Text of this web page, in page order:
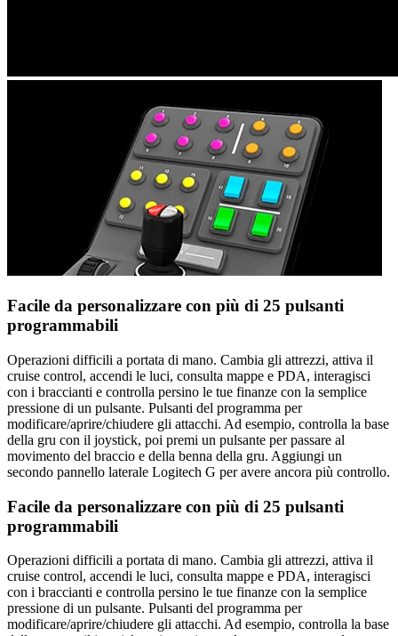
Facile da personalizzare con più di 25 pulsanti
programmabili
Operazioni difficili a portata di mano. Cambia gli attrezzi, attiva il
cruise control, accendi le luci, consulta mappe e PDA, interagisci
con i braccianti e controlla persino le tue finanze con la semplice
pressione di un pulsante. Pulsanti del programma per
modificare/aprire/chiudere gli attacchi. Ad esempio, controlla la base
della gru con il joystick, poi premi un pulsante per passare al
movimento del braccio e della benna della gru. Aggiungi un
secondo pannello laterale Logitech G per avere ancora più controllo.
Facile da personalizzare con più di 25 pulsanti
programmabili
Operazioni difficili a portata di mano. Cambia gli attrezzi, attiva il
cruise control, accendi le luci, consulta mappe e PDA, interagisci
con i braccianti e controlla persino le tue finanze con la semplice
pressione di un pulsante. Pulsanti del programma per
modificare/aprire/chiudere gli attacchi. Ad esempio, controlla la base